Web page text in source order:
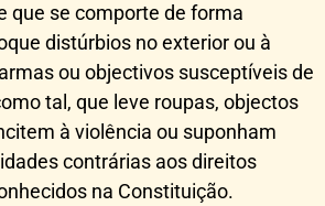
que se comporte de forma
distúrbios no exterior ou à
ou objectivos susceptíveis de
tal, que leve roupas, objectos
à violência ou suponham
contrárias aos direitos
na Constituição.